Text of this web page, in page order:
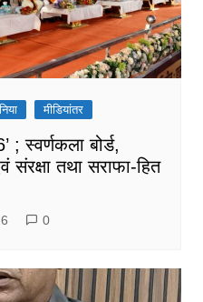
मीडियांतर
; स्वर्णकला बोर्ड,
संरक्षा तथा सराफा-हित
0